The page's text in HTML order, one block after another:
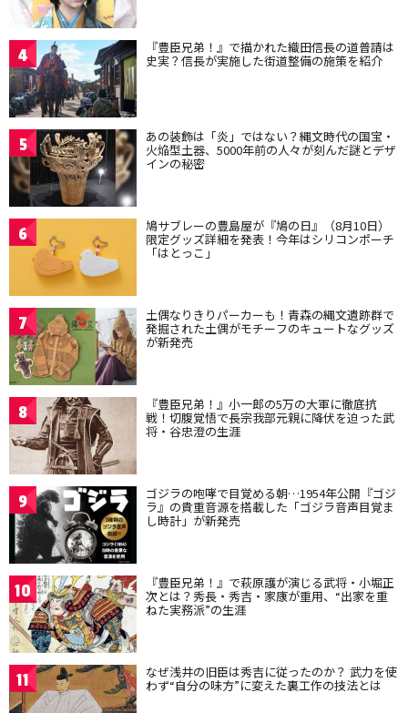
4 『豊臣兄弟！』で描かれた織田信長の道普請は
史実？信長が実施した街道整備の施策を紹介
5 あの装飾は「炎」ではない？縄文時代の国宝・
火焔型土器、5000年前の人々が刻んだ謎とデザ
インの秘密
6 鳩サブレーの豊島屋が『鳩の日』（8月10日）
限定グッズ詳細を発表！今年はシリコンポーチ
「はとっこ」
7 土偶なりきりパーカーも！青森の縄文遺跡群で
発掘された土偶がモチーフのキュートなグッズ
が新発売
8 『豊臣兄弟！』小一郎の5万の大軍に徹底抗
戦！切腹覚悟で長宗我部元親に降伏を迫った武
将・谷忠澄の生涯
9 ゴジラの咆哮で目覚める朝…1954年公開『ゴジ
ラ』の貴重音源を搭載した「ゴジラ音声目覚ま
し時計」が新発売
10 『豊臣兄弟！』で萩原護が演じる武将・小堀正
次とは？秀長・秀吉・家康が重用、“出家を重
ねた実務派”の生涯
11 なぜ浅井の旧臣は秀吉に従ったのか？ 武力を使
わず“自分の味方”に変えた裏工作の技法とは